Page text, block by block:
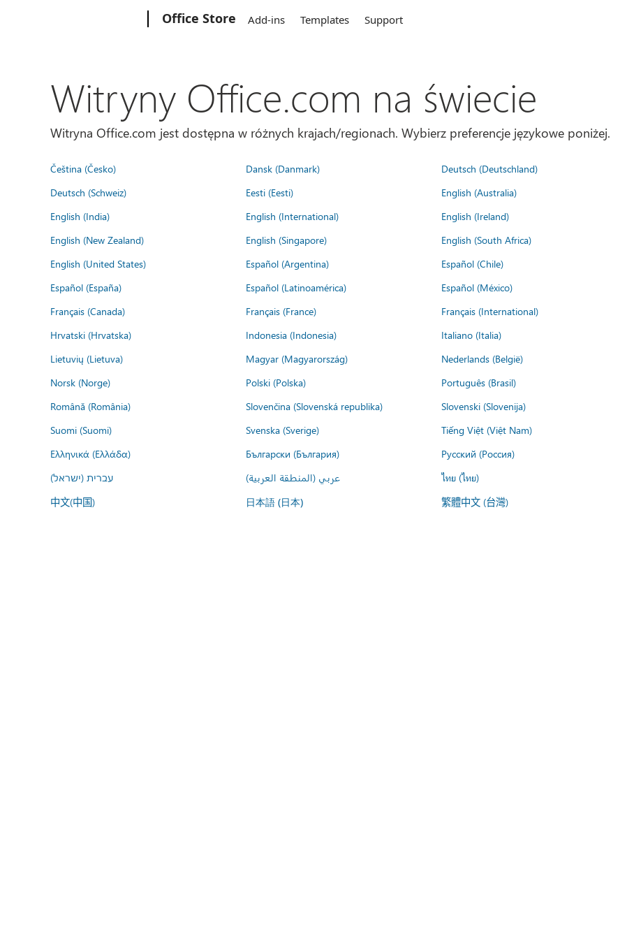
Office Store Add-ins Templates Support
Witryny Office.com na świecie
Witryna Office.com jest dostępna w różnych krajach/regionach. Wybierz preferencje językowe poniżej.
Čeština (Česko) Dansk (Danmark) Deutsch (Deutschland)
Deutsch (Schweiz)
Eesti (Eesti) English (Australia)
English (India)
English (International) English (Ireland)
English (New Zealand)
English (Singapore) English (South Africa)
English (United States)
Español (Argentina) Español (Chile)
Español (España)
Español (Latinoamérica) Español (México)
Français (Canada)
Français (France) Français (International)
Hrvatski (Hrvatska)
Indonesia (Indonesia) Italiano (Italia)
Lietuvių (Lietuva)
Magyar (Magyarország) Nederlands (België)
Norsk (Norge)
Polski (Polska) Português (Brasil)
Română (România)
Slovenčina (Slovenská republika) Slovenski (Slovenija)
Suomi (Suomi)
Svenska (Sverige) Tiếng Việt (Việt Nam)
Ελληνικά (Ελλάδα)
Български (България) Русский (Россия)
עברית (ישראל)
عربي (المنطقة العربية) ไทย (ไทย)
中文(中国) 日本語 (日本) 繁體中文 (台灣)